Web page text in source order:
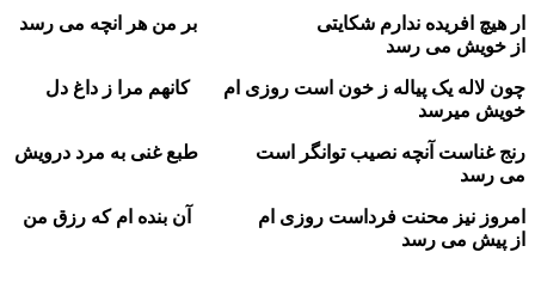
ار هیچ افریده ندارم شکایتی بر من هر انچه می رسد
از خویش می رسد
چون لاله یک پیاله ز خون است روزی ام کانهم مرا ز داغ دل
خویش میرسد
رنج غناست آنچه نصیب توانگر است طبع غنی به مرد درویش
می رسد
امروز نیز محنت فرداست روزی ام آن بنده ام که رزق من
از پیش می رسد